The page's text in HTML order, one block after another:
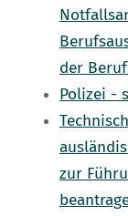
der
Polizei -
zur